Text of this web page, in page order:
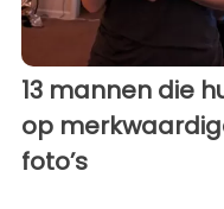
13 mannen die
op
foto’s